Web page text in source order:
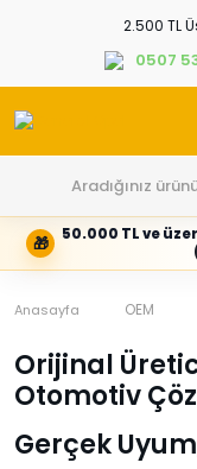
2.500 TL
0507
🎁 50.000 TL ve
Giriş
veya
oluşturun
E-posta adresi
Marka,
ve
seçin
Tüm Kategoriler
Anasayfa OEM
Orijinal
Otomotiv
Gerçek